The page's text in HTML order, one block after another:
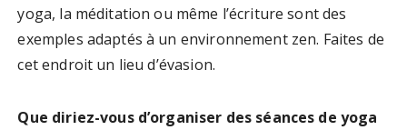
yoga, la méditation ou même l’écriture sont des
exemples adaptés à un environnement zen. Faites de
cet endroit un lieu d’évasion.
Que diriez-vous d’organiser des séances de yoga